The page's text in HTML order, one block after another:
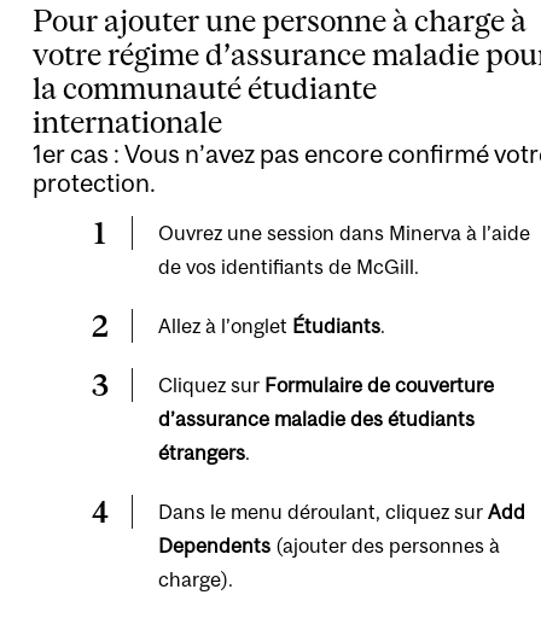
Pour ajouter une personne à charge à
votre régime d’assurance maladie
la communauté étudiante
internationale
1er cas : Vous n’avez pas encore confirmé
protection.
Ouvrez une session dans Minerva à l’aide
de vos identifiants de McGill.
Allez à l’onglet Étudiants.
Cliquez sur Formulaire de couverture
d’assurance maladie des étudiants
étrangers.
Dans le menu déroulant, cliquez sur Add
Dependents (ajouter des personnes à
charge).